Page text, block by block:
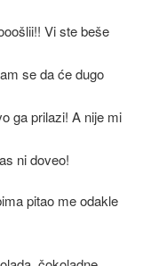
Vi ste beše
se da će dugo
ga prilazi! A nije mi
ni doveo!
pitao me odakle